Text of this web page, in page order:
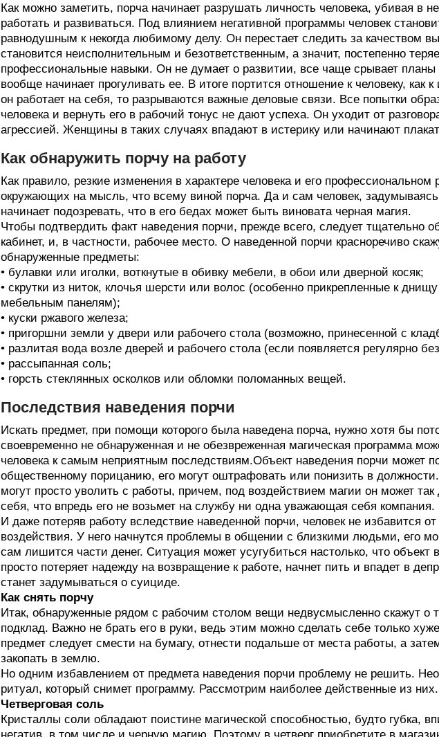
Как можно заметить, порча начинает разрушать личность человека, убивая в
работать и развиваться. Под влиянием негативной программы человек
равнодушным к некогда любимому делу. Он перестает следить за качеством
становится неисполнительным и безответственным, а значит, постепенно
профессиональные навыки. Он не думает о развитии, все чаще срывает планы
вообще начинает прогуливать ее. В итоге портится отношение к человеку, как
он работает на себя, то разрываются важные деловые связи. Все попытки
человека и вернуть его в рабочий тонус не дают успеха. Он уходит от
агрессией. Женщины в таких случаях впадают в истерику или начинают
Как обнаружить порчу на работу
Как правило, резкие изменения в характере человека и его профессиональном
окружающих на мысль, что всему виной порча. Да и сам человек,
начинает подозревать, что в его бедах может быть виновата черная магия.
Чтобы подтвердить факт наведения порчи, прежде всего, следует тщательно
кабинет, и, в частности, рабочее место. О наведенной порчи красноречиво
обнаруженные предметы:
• булавки или иголки, воткнутые в обивку мебели, в обои или дверной косяк;
• скрутки из ниток, клочья шерсти или волос (особенно прикрепленные к
мебельным панелям);
• куски ржавого железа;
• пригоршни земли у двери или рабочего стола (возможно, принесенной с
• разлитая вода возле дверей и рабочего стола (если появляется регулярно
• рассыпанная соль;
• горсть стеклянных осколков или обломки поломанных вещей.
Последствия наведения порчи
Искать предмет, при помощи которого была наведена порча, нужно хотя бы
своевременно не обнаруженная и не обезвреженная магическая программа
человека к самым неприятным последствиям.Объект наведения порчи может
общественному порицанию, его могут оштрафовать или понизить в должности.
могут просто уволить с работы, причем, под воздействием магии он может так
себя, что впредь его не возьмет на службу ни одна уважающая себя компания.
И даже потеряв работу вследствие наведенной порчи, человек не избавится от
воздействия. У него начнутся проблемы в общении с близкими людьми, его
сам лишится части денег. Ситуация может усугубиться настолько, что объект
просто потеряет надежду на возвращение к работе, начнет пить и впадет в
станет задумываться о суициде.
Как снять порчу
Итак, обнаруженные рядом с рабочим столом вещи недвусмысленно скажут о
подклад. Важно не брать его в руки, ведь этим можно сделать себе только
предмет следует смести на бумагу, отнести подальше от места работы, а
закопать в землю.
Но одним избавлением от предмета наведения порчи проблему не решить.
ритуал, который снимет программу. Рассмотрим наиболее действенные из них.
Четверговая соль
Кристаллы соли обладают поистине магической способностью, будто губка,